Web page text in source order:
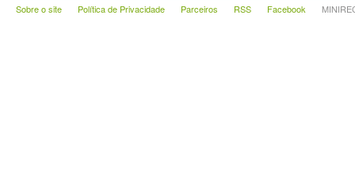
Sobre o site Política de Privacidade Parceiros RSS Facebook